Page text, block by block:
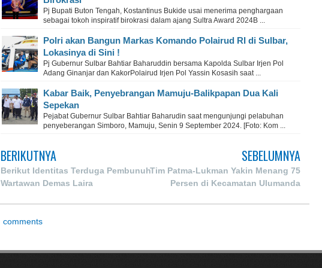
Pj Bupati Buton Tengah, Kostantinus Bukide usai menerima penghargaan
sebagai tokoh inspiratif birokrasi dalam ajang Sultra Award 2024B ...
Polri akan Bangun Markas Komando Polairud RI di Sulbar,
Lokasinya di Sini !
Pj Gubernur Sulbar Bahtiar Baharuddin bersama Kapolda Sulbar Irjen Pol
Adang Ginanjar dan KakorPolairud Irjen Pol Yassin Kosasih saat ...
Kabar Baik, Penyebrangan Mamuju-Balikpapan Dua Kali
Sepekan
Pejabat Gubernur Sulbar Bahtiar Baharudin saat mengunjungi pelabuhan
penyeberangan Simboro, Mamuju, Senin 9 September 2024. [Foto: Kom ...
BERIKUTNYA
Berikut Identitas Terduga Pembunuh
Wartawan Demas Laira
SEBELUMNYA
Tim Patma-Lukman Yakin Menang 75
Persen di Kecamatan Ulumanda
comments